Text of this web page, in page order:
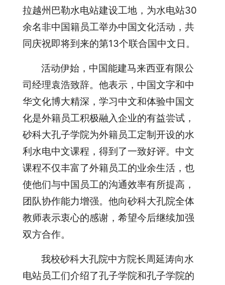
拉越州巴勒水电站建设工地，为水电站30
余名非中国籍员工举办中国文化活动，共
同庆祝即将到来的第13个联合国中文日。
活动伊始，中国能建马来西亚有限公
司经理袁浩致辞。他表示，中国文字和中
华文化博大精深，学习中文和体验中国文
化是外籍员工积极融入企业的有益尝试，
砂科大孔子学院为外籍员工定制开设的水
利水电中文课程，得到了一致好评。中文
课程不仅丰富了外籍员工的业余生活，也
使他们与中国员工的沟通效率有所提高，
团队协作能力增强。他向砂科大孔院全体
教师表示衷心的感谢，希望今后继续加强
双方合作。
我校砂科大孔院中方院长周延涛向水
电站员工们介绍了孔子学院和孔子学院的